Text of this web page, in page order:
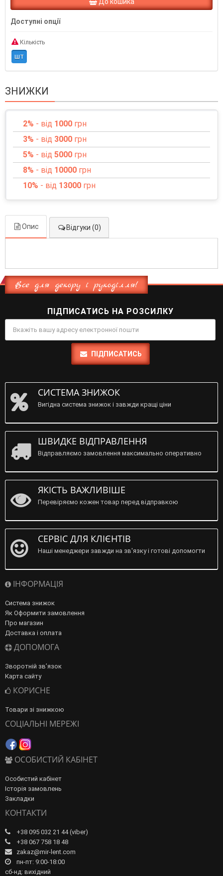
До кошика
Доступні опції
Кількість
шт
ЗНИЖКИ
2% - від 1000 грн
3% - від 3000 грн
5% - від 5000 грн
8% - від 10000 грн
10% - від 13000 грн
Опис Відгуки (0)
Все для декору і рукоділля!
ПІДПИСАТИСЬ НА РОЗСИЛКУ
ПІДПИСАТИСЬ
СИСТЕМА ЗНИЖОК
Вигідна система знижок і завжди кращі ціни
ШВИДКЕ ВІДПРАВЛЕННЯ
Відправляємо замовлення максимально оперативно
ЯКІСТЬ ВАЖЛИВІШЕ
Перевіряємо кожен товар перед відправкою
СЕРВІС ДЛЯ КЛІЄНТІВ
Наші менеджери завжди на зв'язку і готові допомогти
ІНФОРМАЦІЯ
Система знижок
Як Оформити замовлення
Про магазин
Доставка і оплата
ДОПОМОГА
Зворотній зв’язок
Карта сайту
КОРИСНЕ
Товари зі знижкою
СОЦІАЛЬНІ МЕРЕЖІ
ОСОБИСТИЙ КАБІНЕТ
Особистий кабінет
Історія замовлень
Закладки
КОНТАКТИ
+38 095 032 21 44 (viber)
+38 067 758 18 48
zakaz@mir-lent.com
пн-пт: 9:00-18:00
сб-нд: вихідний